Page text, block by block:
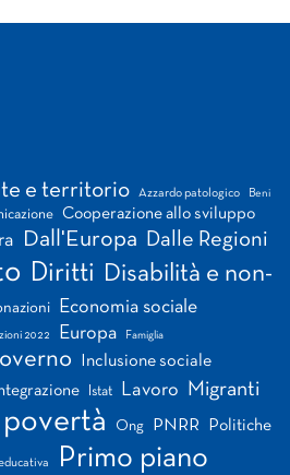
e territorio Azzardo patologico Beni
Cooperazione allo sviluppo
Dall'Europa Dalle Regioni
Diritti Disabilità e non-
Economia sociale
2022 Europa Famiglia
Inclusione sociale
Istat Lavoro Migranti
Ong PNRR Politiche
Primo piano